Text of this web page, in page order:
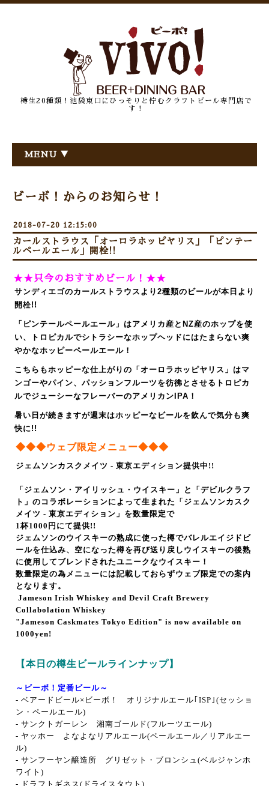
樽生20種類！池袋東口にひっそりと佇むクラフトビール専門店で
す！
MENU ▼
ビーボ！からのお知らせ！
2018-07-20 12:15:00
カールストラウス「オーロラホッピヤリス」「ピンテー
ルペールエール」開栓!!
★★只今のおすすめビール！★★
サンディエゴのカールストラウスより2種類のビールが本日より
開栓!!
「ピンテールペールエール」はアメリカ産とNZ産のホップを使
い、トロピカルでシトラシーなホップヘッドにはたまらない爽
やかなホッピーペールエール！
こちらもホッピーな仕上がりの「オーロラホッピヤリス」はマ
ンゴーやパイン、パッションフルーツを彷彿とさせるトロピカ
ルでジューシーなフレーバーのアメリカンIPA！
暑い日が続きますが週末はホッピーなビールを飲んで気分も爽
快に!!
◆◆◆ウェブ限定メニュー◆◆◆
ジェムソンカスクメイツ - 東京エディション提供中!!
「ジェムソン・アイリッシュ・ウイスキー」と「デビルクラフ
ト」のコラボレーションによって生まれた「ジェムソンカスク
メイツ ‐ 東京エディション」を数量限定で
1杯1000円にて提供!!
ジェムソンのウイスキーの熟成に使った樽でバレルエイジドビ
ールを仕込み、空になった樽を再び送り戻しウイスキーの後熟
に使用してブレンドされたユニークなウイスキー！
数量限定の為メニューには記載しておらずウェブ限定での案内
となります。
Jameson Irish Whiskey and Devil Craft Brewery
Collabolation Whiskey
"Jameson Caskmates Tokyo Edition" is now available on
1000yen!
【本日の樽生ビールラインナップ】
～ビーボ！定番ビール～
- ベアードビール×ビーボ！ オリジナルエール｢ISP｣(セッショ
ン・ペールエール)
- サンクトガーレン 湘南ゴールド(フルーツエール)
- ヤッホー よなよなリアルエール(ペールエール／リアルエー
ル)
- サンフーヤン醸造所 グリゼット・ブロンシュ (ベルジャンホ
ワイト)
- ドラフトギネス(ドライスタウト)